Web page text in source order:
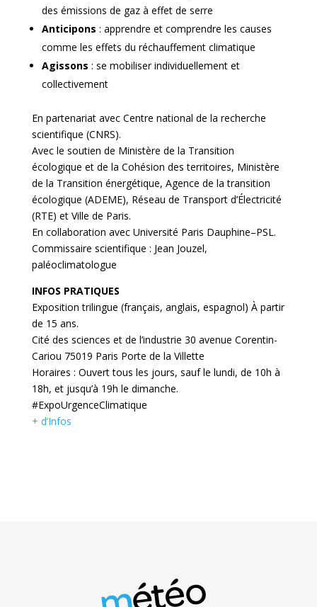
des émissions de gaz à effet de serre
Anticipons : apprendre et comprendre les causes
comme les effets du réchauffement climatique
Agissons : se mobiliser individuellement et
collectivement
En partenariat avec Centre national de la recherche
scientifique (CNRS).
Avec le soutien de Ministère de la Transition
écologique et de la Cohésion des territoires, Ministère
de la Transition énergétique, Agence de la transition
écologique (ADEME), Réseau de Transport d’Électricité
(RTE) et Ville de Paris.
En collaboration avec Université Paris Dauphine–PSL.
Commissaire scientifique : Jean Jouzel,
paléoclimatologue
INFOS PRATIQUES
Exposition trilingue (français, anglais, espagnol) À partir
de 15 ans.
Cité des sciences et de l’industrie 30 avenue Corentin-
Cariou 75019 Paris Porte de la Villette
Horaires : Ouvert tous les jours, sauf le lundi, de 10h à
18h, et jusqu’à 19h le dimanche.
#ExpoUrgenceClimatique
+ d’Infos